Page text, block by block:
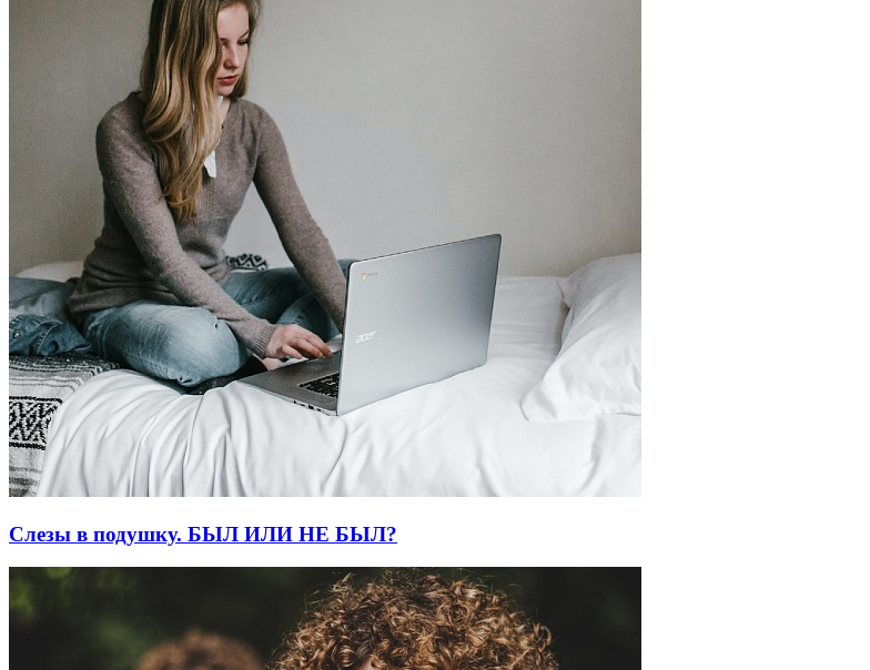
Слезы в подушку. БЫЛ ИЛИ НЕ БЫЛ?